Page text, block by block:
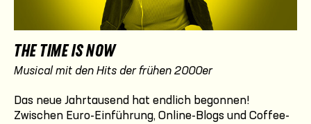
THE TIME IS NOW
Musical mit den Hits der frühen 2000er
Das neue Jahrtausend hat endlich begonnen!
Zwischen Euro-Einführung, Online-Blogs und Coffee-